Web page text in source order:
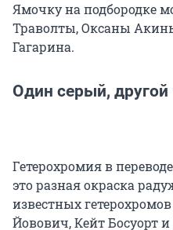
Ямочку на подбородке
Траволты, Оксаны
Гагарина.
Один серый,
Гетерохромия в
это разная окраска
известных
Йовович, Кейт Босуорт и